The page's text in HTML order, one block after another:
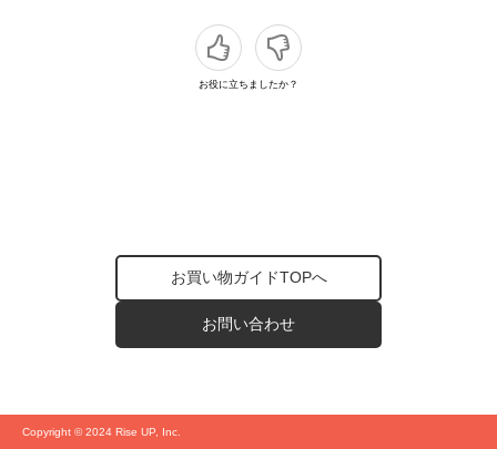
お役に立ちましたか？
お買い物ガイドTOPへ
お問い合わせ
Copyright © 2024 Rise UP, Inc.